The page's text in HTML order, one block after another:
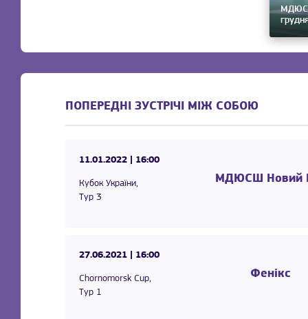
ПОПЕРЕДНІ ЗУСТРІЧІ МІЖ СОБОЮ
11.01.2022 | 16:00
Кубок України,
Тур 3
МДЮСШ Новий
27.06.2021 | 16:00
Chornomorsk Cup,
Тур 1
Фенікс